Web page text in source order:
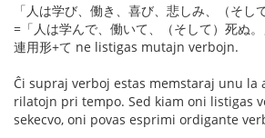
「人は学び、働き、喜び、悲しみ、（そし
=「人は学んで、働いて、（そして）死ぬ。
連用形+て ne listigas mutajn verbojn.
Ĉi supraj verboj estas memstaraj unu la
rilatojn pri tempo. Sed kiam oni listigas
sekecvo, oni povas esprimi ordigante